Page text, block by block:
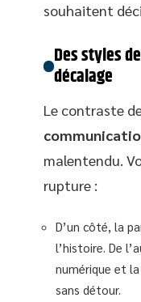
souhaitent
Des styles
décalage
Le contraste
malentendu.
rupture :
D’un côté, la
l’histoire. De
numérique et
sans détour.